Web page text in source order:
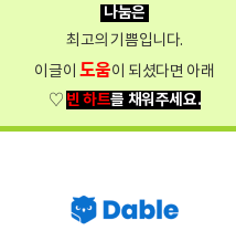
나눔은
최고의 기쁨입니다.
이글이 도움이 되셨다면 아래
♡ 빈 하트를 채워주세요.